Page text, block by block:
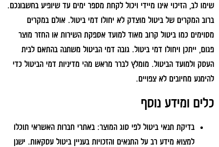
שימו לב, הזיכוי אינו מיידי ויכול לקחת מספר ימים עד שיופיע בחשבונכם.
ברוב המקרים של ביטול מוצדק לא יחולו דמי ביטול. אולם במקרים
מסוימים כמו ביטול קרוב מאוד למועד אספקת השירות או החזר מוצר
פגום, ייתכן ויחולו דמי ביטול. גובה דמי הביטול משתנה בהתאם לבית
העסק ולמועד הביטול. מומלץ לברר מראש מהי מדיניות דמי הביטול כדי
להימנע מחיובים לא צפויים.
כלים ומידע נוסף
בדיקת תנאי ביטול לפי סוג המוצר: באתרי חברות האשראי תוכלו
למצוא מידע רב על התנאים והזכויות בעניין ביטול עסקאות. ישנן